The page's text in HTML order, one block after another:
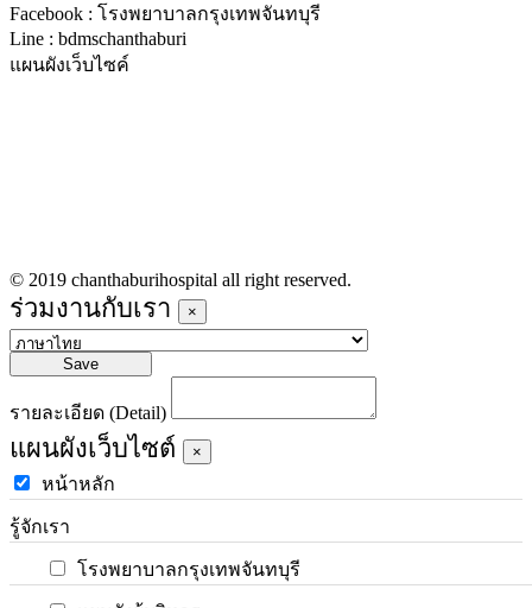
Facebook : โรงพยาบาลกรุงเทพจันทบุรี
Line : bdmschanthaburi
แผนผังเว็บไซค์
© 2019 chanthaburihospital all right reserved.
ร่วมงานกับเรา ×
Save
รายละเอียด (Detail)
แผนผังเว็บไซต์ ×
หน้าหลัก
รู้จักเรา
โรงพยาบาลกรุงเทพจันทบุรี